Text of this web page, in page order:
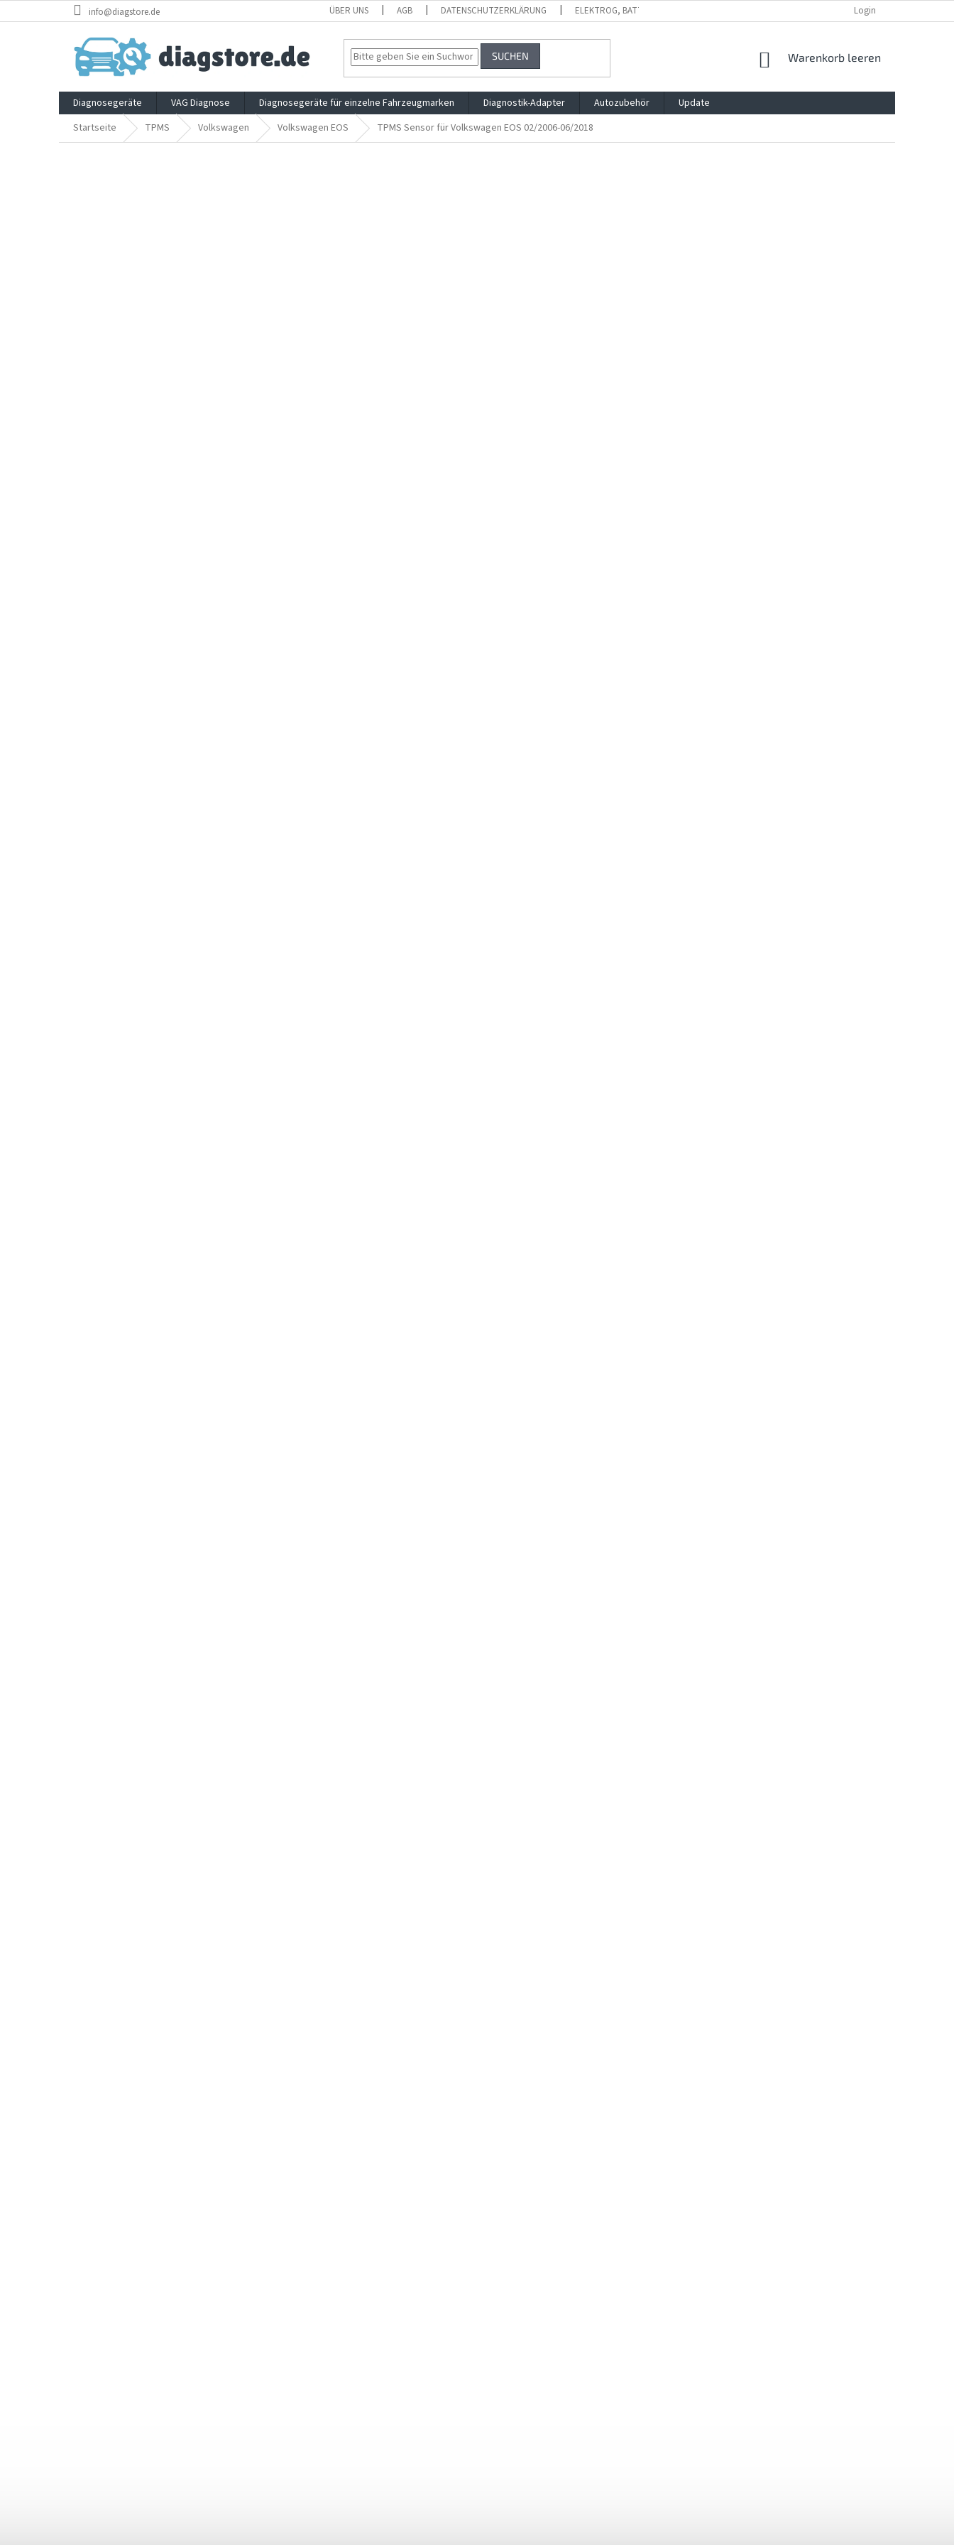
Inhalt
info@diagstore.de ÜBER UNS AGB DATENSCHUTZERKLÄRUNG ELEKTROG, BATTG, VERPACKG REKLAMATION UND WIDDERRUFSRECHT
Login
SUCHEN WARENKORB
Warenkorb leeren
Diagnosegeräte VAG Diagnose Diagnosegeräte für einzelne Fahrzeugmarken Diagnostik-Adapter Autozubehör
Update
Startseite
TPMS Volkswagen Volkswagen EOS TPMS Sensor für Volkswagen EOS 02/2006-06/2018